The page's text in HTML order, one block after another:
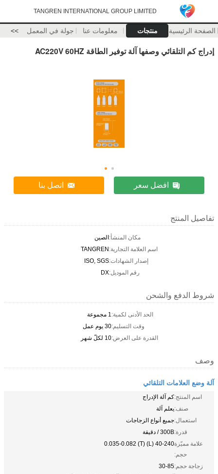
TANGREN INTERNATIONAL GROUP LIMITED
الصفحة الرئيسية منتجات معلومات عنا جولة في المعمل >>
إدراج كم التلقائي وصفها آلة توفير الطاقة AC220V 60HZ
افضل سعر اتصل بنا
تفاصيل المنتج
مكان المنشأ:الصين
اسم العلامة التجارية:TANGREN
إصدار الشهادات:ISO, SGS
رقم الموديل:DX
شروط الدفع والشحن
الحد الأدنى لكمية:1 مجموعة
وقت التسليم:30 يوم عمل
القدرة على العرض:10 لكلّ شهر
وصف
آلة وضع العلامات التلقائي
اسم المنتج:كم آلة الإدراج
صنف:يعلم آلة
استعمال:جميع أنواع الزجاجات
قدرة:300B / دقيقة
علامة مميّزة
حجم:
40-240 (L) 0.035-0.082 (T)
زجاجة حجم:30-85